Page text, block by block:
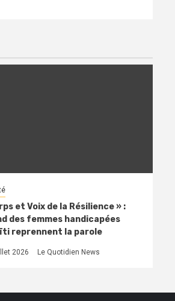
et Voix de la Résilience » :
des femmes handicapées
reprennent la parole
2026 Le Quotidien News